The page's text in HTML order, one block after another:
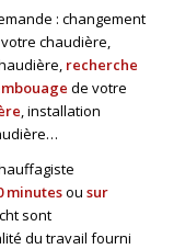
: changement
chaudière,
recherche
de votre
, installation
minutesou sur
sont
du travail fourni